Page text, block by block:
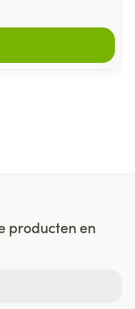
producten en